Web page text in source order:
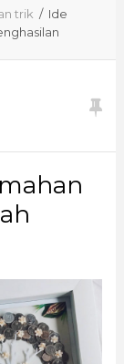
trik / Ide